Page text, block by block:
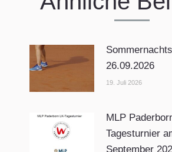
26.09.2026
19. Juli 2026
MLP
Tagesturnier
September